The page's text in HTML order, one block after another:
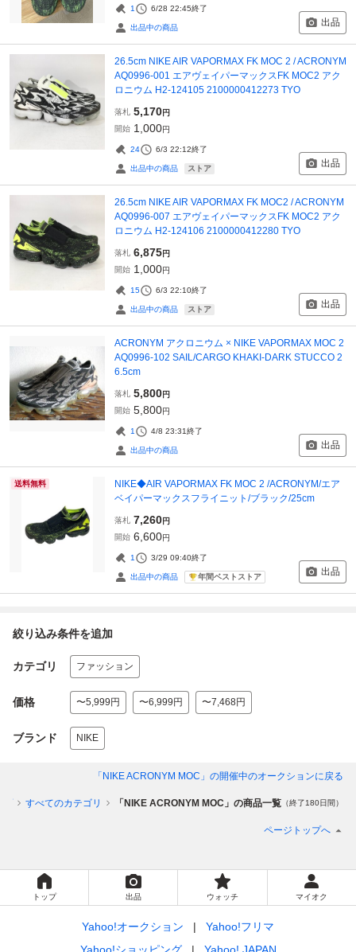
1 6/28 22:45終了
出品中の商品 出品
26.5cm NIKE AIR VAPORMAX FK MOC 2 / ACRONYM
AQ0996-001 エアヴェイパーマックスFK MOC2 アク
ロニウム H2-124105 2100000412273 TYO
落札 5,170円
開始 1,000円
24 6/3 22:12終了
出品中の商品 ストア 出品
26.5cm NIKE AIR VAPORMAX FK MOC2 / ACRONYM
AQ0996-007 エアヴェイパーマックスFK MOC2 アク
ロニウム H2-124106 2100000412280 TYO
落札 6,875円
開始 1,000円
15 6/3 22:10終了
出品中の商品 ストア 出品
ACRONYM アクロニウム × NIKE VAPORMAX MOC 2
AQ0996-102 SAIL/CARGO KHAKI-DARK STUCCO 2
6.5cm
落札 5,800円
開始 5,800円
1 4/8 23:31終了
出品中の商品 出品
送料無料
NIKE◆AIR VAPORMAX FK MOC 2 /ACRONYM/エア
ベイパーマックスフライニット/ブラック/25cm
落札 7,260円
開始 6,600円
1 3/29 09:40終了
出品中の商品 年間ベストストア 出品
絞り込み条件を追加
カテゴリ ファッション
価格 〜5,999円 〜6,999円 〜7,468円
ブランド NIKE
「NIKE ACRONYM MOC」 の開催中のオークションに戻る
すべてのカテゴリ 「NIKE ACRONYM MOC」の商品一覧 （終了180日間）
ページトップへ
トップ 出品 ウォッチ マイオク
Yahoo!オークション
Yahoo!フリマ
Yahoo!ショッピング
Yahoo! JAPAN